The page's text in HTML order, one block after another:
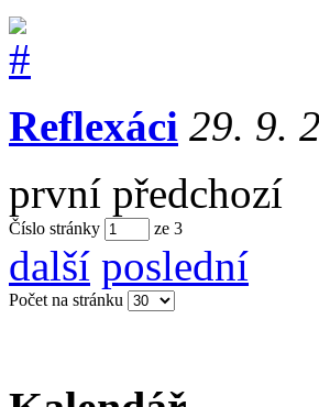
Reflexáci 29. 9.
první předchozí
Číslo stránky ze 3
další poslední
Počet na stránku